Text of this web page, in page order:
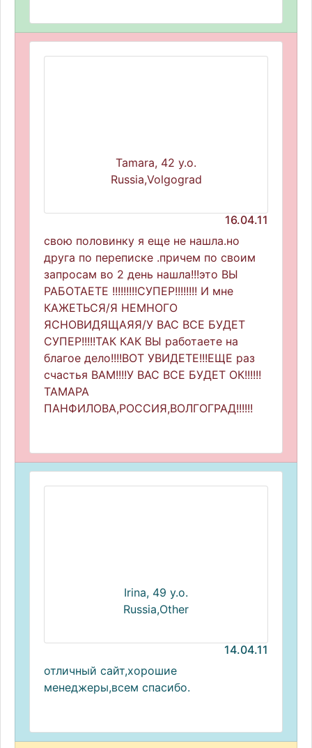
Tamara, 42 y.o.
Russia,Volgograd
16.04.11
свою половинку я еще не нашла.но
друга по переписке .причем по своим
запросам во 2 день нашла!!!это ВЫ
РАБОТАЕТЕ !!!!!!!!!СУПЕР!!!!!!!! И мне
КАЖЕТЬСЯ/Я НЕМНОГО
ЯСНОВИДЯЩАЯЯ/У ВАС ВСЕ БУДЕТ
СУПЕР!!!!!ТАК КАК ВЫ работаете на
благое дело!!!!ВОТ УВИДЕТЕ!!!ЕЩЕ раз
счастья ВАМ!!!!У ВАС ВСЕ БУДЕТ ОК!!!!!!
ТАМАРА
ПАНФИЛОВА,РОССИЯ,ВОЛГОГРАД!!!!!!
Irina, 49 y.o.
Russia,Other
14.04.11
отличный сайт,хорошие
менеджеры,всем спасибо.